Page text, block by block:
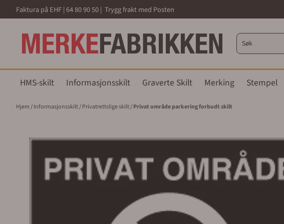
Hopp til innhold
Faktura på EHF | 64 80 90 50 | Trygg frakt med Posten
HMS-skilt Informasjonsskilt Graverte Skilt Merking Stempel
Hjem/Informasjonsskilt/Privatrettslige skilt/Privat område parkering forbudt skilt